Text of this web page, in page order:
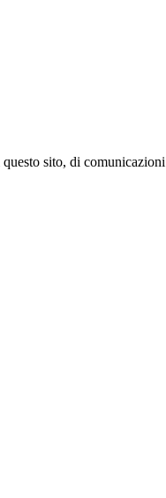
sito, di